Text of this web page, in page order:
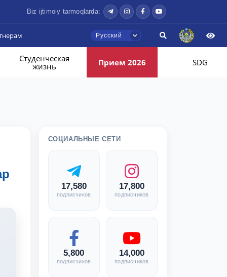
Biz ijtimoiy tarmoqlarda:
Русский
Студенческая
жизнь
Прием 2026 SDG
СОЦИАЛЬНЫЕ СЕТИ
17,580
подписчиков
17,800
подписчиков
5,800
подписчиков
14,000
подписчиков